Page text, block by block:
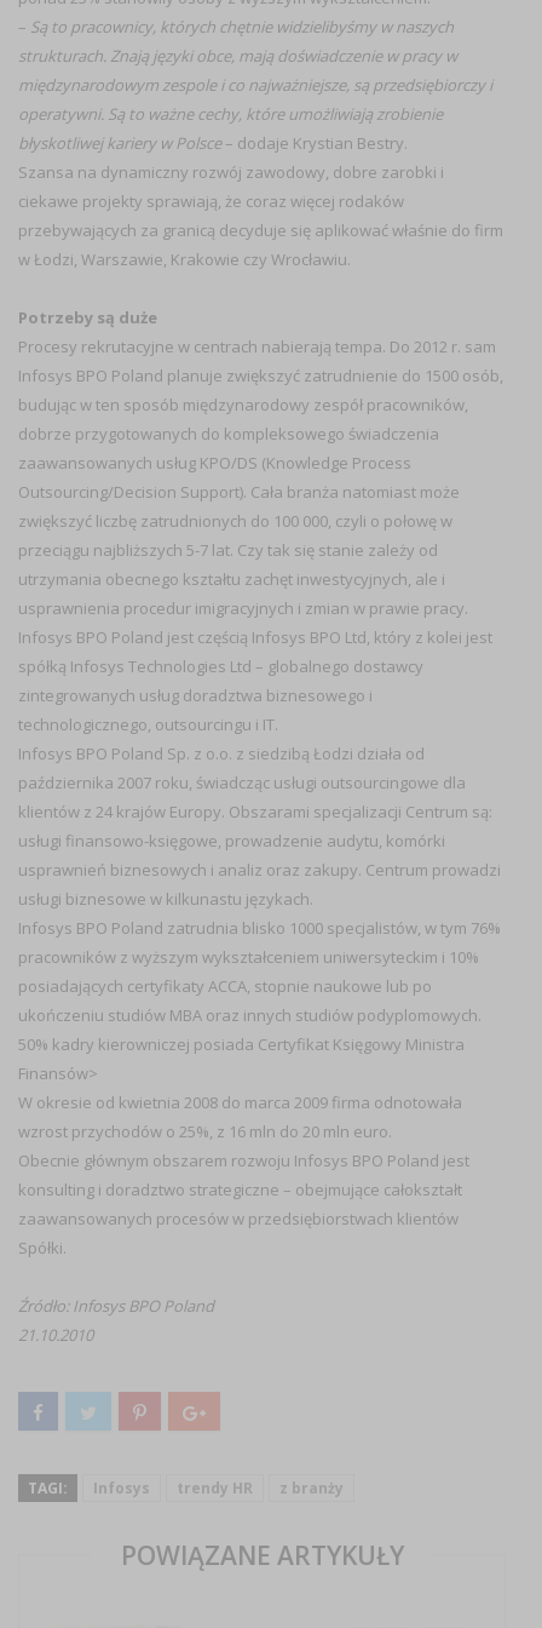
– Są to pracownicy, których chętnie widzielibyśmy w naszych
strukturach. Znają języki obce, mają doświadczenie w pracy w
międzynarodowym zespole i co najważniejsze, są przedsiębiorczy i
operatywni. Są to ważne cechy, które umożliwiają zrobienie
błyskotliwej kariery w Polsce– dodaje Krystian Bestry.
Szansa na dynamiczny rozwój zawodowy, dobre zarobki i
ciekawe projekty sprawiają, że coraz więcej rodaków
przebywających za granicą decyduje się aplikować właśnie do firm
w Łodzi, Warszawie, Krakowie czy Wrocławiu.
Potrzeby są duże
Procesy rekrutacyjne w centrach nabierają tempa. Do 2012 r. sam
Infosys BPO Poland planuje zwiększyć zatrudnienie do 1500 osób,
budując w ten sposób międzynarodowy zespół pracowników,
dobrze przygotowanych do kompleksowego świadczenia
zaawansowanych usług KPO/DS (Knowledge Process
Outsourcing/Decision Support). Cała branża natomiast może
zwiększyć liczbę zatrudnionych do 100 000, czyli o połowę w
przeciągu najbliższych 5-7 lat. Czy tak się stanie zależy od
utrzymania obecnego kształtu zachęt inwestycyjnych, ale i
usprawnienia procedur imigracyjnych i zmian w prawie pracy.
Infosys BPO Poland jest częścią Infosys BPO Ltd, który z kolei jest
spółką Infosys Technologies Ltd – globalnego dostawcy
zintegrowanych usług doradztwa biznesowego i
technologicznego, outsourcingu i IT.
Infosys BPO Poland Sp. z o.o. z siedzibą Łodzi działa od
października 2007 roku, świadcząc usługi outsourcingowe dla
klientów z 24 krajów Europy. Obszarami specjalizacji Centrum są:
usługi finansowo-księgowe, prowadzenie audytu, komórki
usprawnień biznesowych i analiz oraz zakupy. Centrum prowadzi
usługi biznesowe w kilkunastu językach.
Infosys BPO Poland zatrudnia blisko 1000 specjalistów, w tym 76%
pracowników z wyższym wykształceniem uniwersyteckim i 10%
posiadających certyfikaty ACCA, stopnie naukowe lub po
ukończeniu studiów MBA oraz innych studiów podyplomowych.
50% kadry kierowniczej posiada Certyfikat Księgowy Ministra
Finansów>
W okresie od kwietnia 2008 do marca 2009 firma odnotowała
wzrost przychodów o 25%, z 16 mln do 20 mln euro.
Obecnie głównym obszarem rozwoju Infosys BPO Poland jest
konsulting i doradztwo strategiczne – obejmujące całokształt
zaawansowanych procesów w przedsiębiorstwach klientów
Spółki.
Źródło: Infosys BPO Poland
21.10.2010
TAGI: Infosys trendy HR z branży
POWIĄZANE ARTYKUŁY